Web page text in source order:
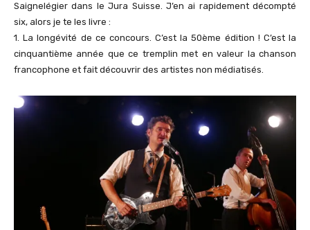
Saignelégier dans le Jura Suisse. J’en ai rapidement décompté
six, alors je te les livre :
1. La longévité de ce concours. C’est la 50ème édition ! C’est la
cinquantième année que ce tremplin met en valeur la chanson
francophone et fait découvrir des artistes non médiatisés.